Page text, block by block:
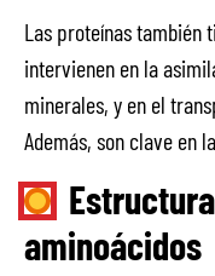
Las proteínas también
intervienen en la
minerales, y en el
Además, son clave en
aminoácidos